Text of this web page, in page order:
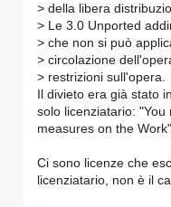
> della libera
> Le 3.0 Unported
> che non si può
> circolazione
> restrizioni sull'opera.
Il divieto era già stato
solo licenziatario: "You
measures on the
Ci sono licenze che
licenziatario, non è il